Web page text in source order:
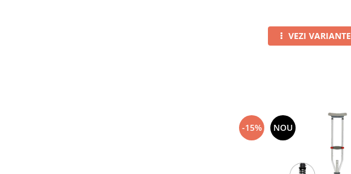
VEZI VARIANTE
-15% NOU